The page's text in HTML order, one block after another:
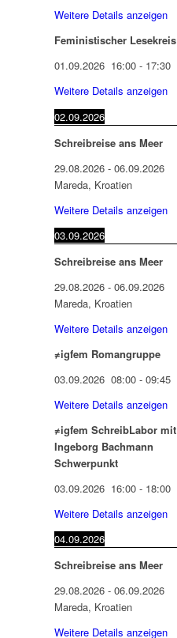
Weitere Details anzeigen
Feministischer Lesekreis
01.09.2026 16:00 - 17:30
Weitere Details anzeigen
02.09.2026
Schreibreise ans Meer
29.08.2026 -06.09.2026
Mareda, Kroatien
Weitere Details anzeigen
03.09.2026
Schreibreise ans Meer
29.08.2026 -06.09.2026
Mareda, Kroatien
Weitere Details anzeigen
≠igfem Romangruppe
03.09.2026 08:00 -09:45
Weitere Details anzeigen
≠igfem SchreibLabor mit
Ingeborg Bachmann
Schwerpunkt
03.09.2026 16:00 - 18:00
Weitere Details anzeigen
04.09.2026
Schreibreise ans Meer
29.08.2026 -06.09.2026
Mareda, Kroatien
Weitere Details anzeigen